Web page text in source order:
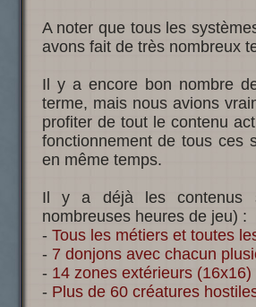
A noter que tous les
avons fait de très nombreux
Il y a encore bon nombre
terme, mais nous avions
profiter de tout le contenu
fonctionnement de tous ces
en même temps.
Il y a déjà les contenus
nombreuses heures de jeu) :
- Tous les métiers et toutes
- 7 donjons avec chacun
- 14 zones extérieurs (16x16)
- Plus de 60 créatures